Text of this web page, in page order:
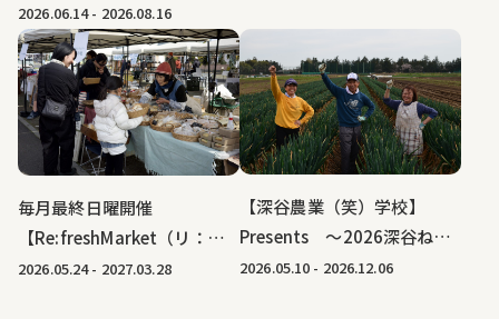
し収穫体験｜馬場ファミリー
農園
2026.06.14- 2026.08.16
毎月最終日曜開催
【Re:freshMarket（リ：フ
レッシュマーケット）】｜
2026.05.24- 2027.03.28
【深谷農業（笑）学校】
Presents ～2026深谷ねぎ
オーナーになろう！～｜馬場
2026.05.10 - 2026.12.06